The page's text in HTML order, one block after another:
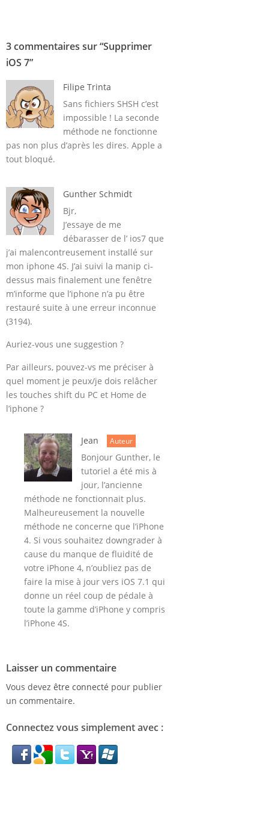
3 commentaires sur “Supprimer
iOS 7”
Filipe Trinta
Sans fichiers SHSH c’est
impossible ! La seconde
méthode ne fonctionne
pas non plus d’après les dires. Apple a
tout bloqué.
Gunther Schmidt
Bjr,
J’essaye de me
débarasser de l’ ios7 que
j’ai malencontreusement installé sur
mon iphone 4S. J’ai suivi la manip ci-
dessus mais finalement une fenêtre
m’informe que l’iphone n’a pu être
restauré suite à une erreur inconnue
(3194).
Auriez-vous une suggestion ?
Par ailleurs, pouvez-vs me préciser à
quel moment je peux/je dois relâcher
les touches shift du PC et Home de
l’iphone ?
Jean Auteur
Bonjour Gunther, le
tutoriel a été mis à
jour, l’ancienne
méthode ne fonctionnait plus.
Malheureusement la nouvelle
méthode ne concerne que l’iPhone
4. Si vous souhaitez downgrader à
cause du manque de fluidité de
votre iPhone 4, n’oubliez pas de
faire la mise à jour vers iOS 7.1 qui
donne un réel coup de pédale à
toute la gamme d’iPhone y compris
l’iPhone 4S.
Laisser un commentaire
Vous devez être connecté pour publier
un commentaire.
Connectez vous simplement avec :